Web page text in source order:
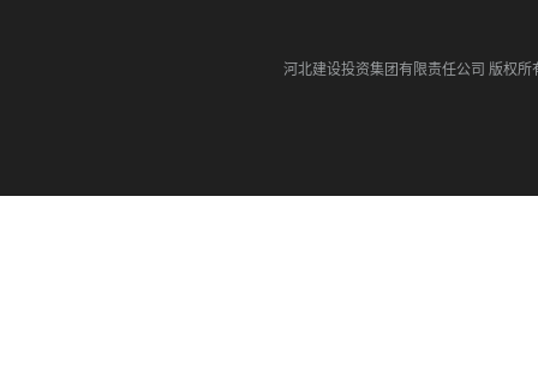
河北建设投资集团有限责任公司 版权所